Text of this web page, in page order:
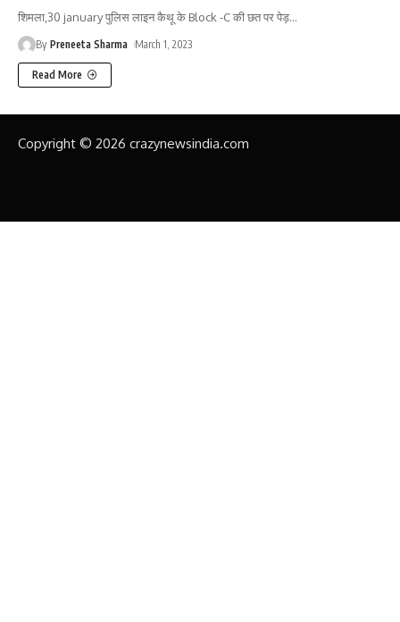
शिमला,30 january पुलिस लाइन कैथू के Block -C की छत पर पेड़…
By Preneeta Sharma March 1, 2023
Read More
Copyright © 2026 crazynewsindia.com